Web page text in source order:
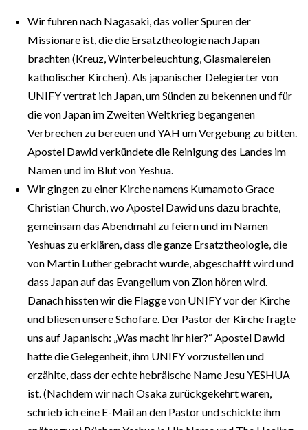
Wir fuhren nach Nagasaki, das voller Spuren der
Missionare ist, die die Ersatztheologie nach Japan
brachten (Kreuz, Winterbeleuchtung, Glasmalereien
katholischer Kirchen). Als japanischer Delegierter von
UNIFY vertrat ich Japan, um Sünden zu bekennen und für
die von Japan im Zweiten Weltkrieg begangenen
Verbrechen zu bereuen und YAH um Vergebung zu bitten.
Apostel Dawid verkündete die Reinigung des Landes im
Namen und im Blut von Yeshua.
Wir gingen zu einer Kirche namens Kumamoto Grace
Christian Church, wo Apostel Dawid uns dazu brachte,
gemeinsam das Abendmahl zu feiern und im Namen
Yeshuas zu erklären, dass die ganze Ersatztheologie, die
von Martin Luther gebracht wurde, abgeschafft wird und
dass Japan auf das Evangelium von Zion hören wird.
Danach hissten wir die Flagge von UNIFY vor der Kirche
und bliesen unsere Schofare. Der Pastor der Kirche fragte
uns auf Japanisch: „Was macht ihr hier?“ Apostel Dawid
hatte die Gelegenheit, ihm UNIFY vorzustellen und
erzählte, dass der echte hebräische Name Jesu YESHUA
ist. (Nachdem wir nach Osaka zurückgekehrt waren,
schrieb ich eine E-Mail an den Pastor und schickte ihm